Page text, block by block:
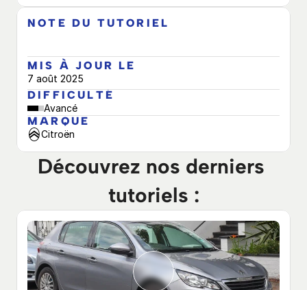
NOTE DU TUTORIEL
MIS À JOUR LE
7 août 2025
DIFFICULTÉ
Avancé
MARQUE
Citroën
Découvrez nos derniers
tutoriels :